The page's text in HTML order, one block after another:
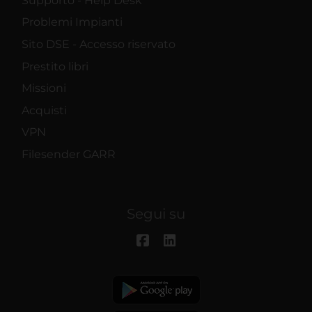
Problemi Impianti
Sito DSE - Accesso riservato
Prestito libri
Missioni
Acquisti
VPN
Filesender GARR
Segui su